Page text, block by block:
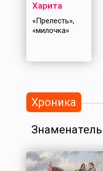
Харита
«Прелесть»,
«милочка»
Хроника